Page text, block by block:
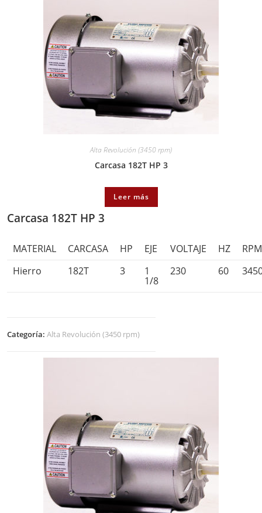
Alta Revolución (3450 rpm)
Carcasa 182T HP 3
Leer más
Carcasa 182T HP 3
MATERIAL CARCASA HP EJE VOLTAJE HZ
RPM
Hierro
182T 3 1
1/8
230 60
Categoría:Alta Revolución (3450 rpm)